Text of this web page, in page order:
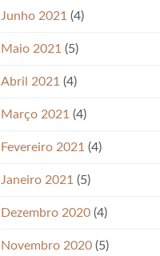
Junho 2021 (4)
Maio 2021 (5)
Abril 2021 (4)
Março 2021 (4)
Fevereiro 2021 (4)
Janeiro 2021 (5)
Dezembro 2020 (4)
Novembro 2020 (5)